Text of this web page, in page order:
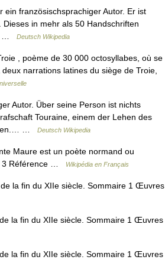
französischsprachiger Autor. Er ist
in mehr als 50 Handschriften
…
Deutsch Wikipedia
, poème de 30 000 octosyllabes, où se
narrations latines du siège de Troie,
Autor. Über seine Person ist nichts
Touraine, einem der Lehen des
…
Deutsch Wikipedia
Maure est un poète normand ou
3 Référence …
Wikipédia en Français
la fin du XIIe siècle. Sommaire 1 Œuvres
la fin du XIIe siècle. Sommaire 1 Œuvres
la fin du XIIe siècle. Sommaire 1 Œuvres